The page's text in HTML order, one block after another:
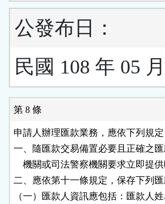
公發布日：
民國 108 年 05
第 8 條
申請人辦理匯款業務，應依下列規定
一、隨匯款交易備置必要且正確之
機關或司法警察機關要求立即提
二、應依第十一條規定，保存下列
（一）匯款人資訊應包括：匯款人